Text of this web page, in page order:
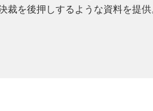
裁を後押しするような資料を提